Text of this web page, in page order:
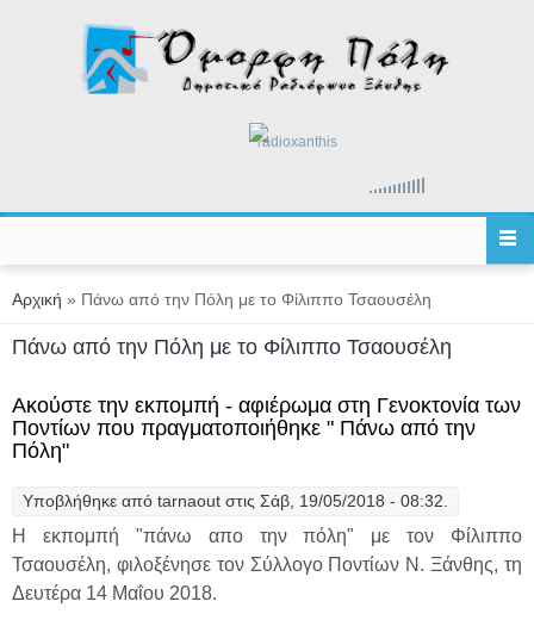
radioxanthis
Είστε εδώ
Αρχική » Πάνω από την Πόλη με το Φίλιππο Τσαουσέλη
Πάνω από την Πόλη με το Φίλιππο Τσαουσέλη
Ακούστε την εκπομπή - αφιέρωμα στη Γενοκτονία των
Ποντίων που πραγματοποιήθηκε " Πάνω από την
Πόλη"
Υποβλήθηκε από tarnaout στις Σάβ, 19/05/2018 - 08:32.
Η εκπομπή "πάνω απο την πόλη" με τον Φίλιππο
Τσαουσέλη, φιλοξένησε τον Σύλλογο Ποντίων Ν. Ξάνθης, τη
Δευτέρα 14 Μαΐου 2018.